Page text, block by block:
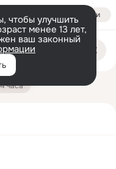
Войти
чтобы улучшить
менее 13 лет,
ваш законный
часа